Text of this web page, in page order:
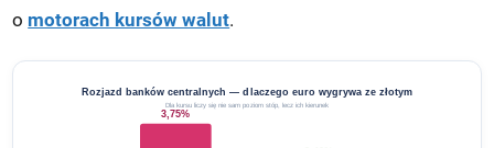
o motorach kursów walut.
Rozjazd banków centralnych — dlaczego euro wygrywa ze złotym
Dla kursu liczy się nie sam poziom stóp, lecz ich kierunek
3,75%